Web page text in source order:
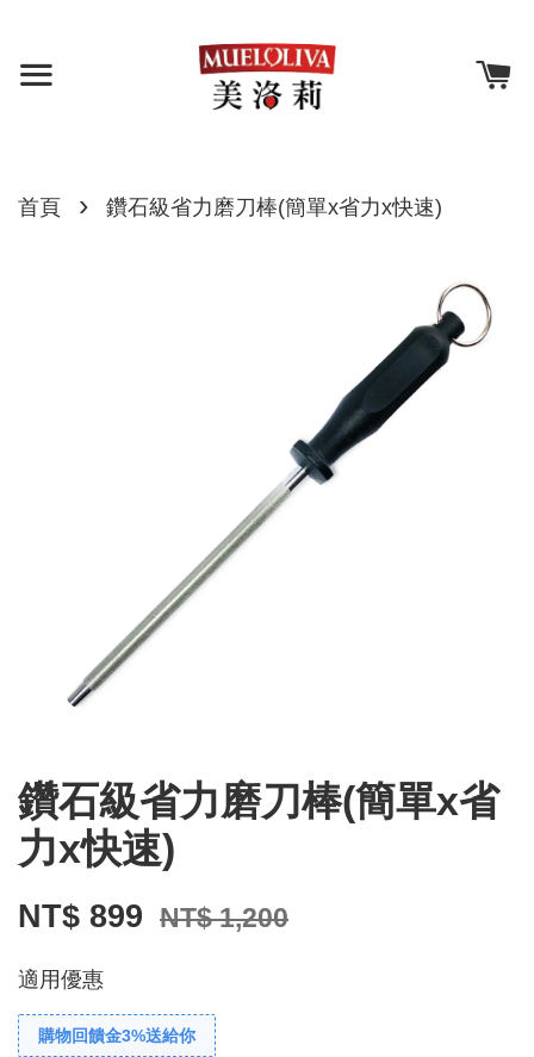
首頁 › 鑽石級省力磨刀棒(簡單x省力x快速)
鑽石級省力磨刀棒(簡單x省
力x快速)
NT$ 899 NT$ 1,200
適用優惠
購物回饋金3%送給你